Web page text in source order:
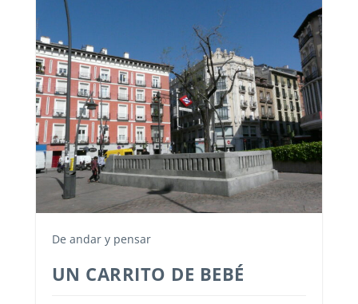
De andar y pensar
UN CARRITO DE BEBÉ